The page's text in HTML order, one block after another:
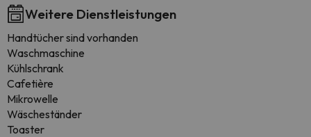
Weitere Dienstleistungen
Handtücher sind vorhanden
Waschmaschine
Kühlschrank
Cafetière
Mikrowelle
Wäscheständer
Toaster